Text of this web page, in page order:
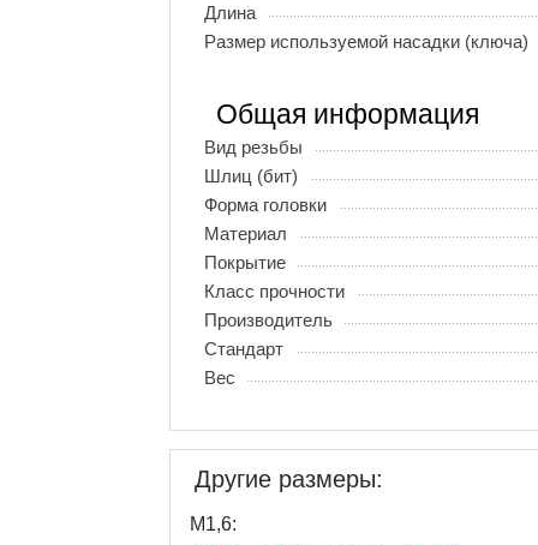
Длина
Размер используемой насадки (ключа)
Общая информация
Вид резьбы
Шлиц (бит)
Форма головки
Материал
Покрытие
Класс прочности
Производитель
Стандарт
Вес
Другие размеры:
М1,6: